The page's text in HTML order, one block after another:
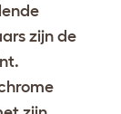
zijn de